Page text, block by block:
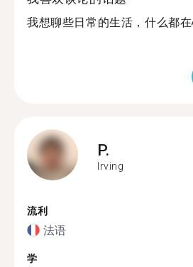
我想聊些日常的生活，什么都
P.
Irving
流利
法语
学